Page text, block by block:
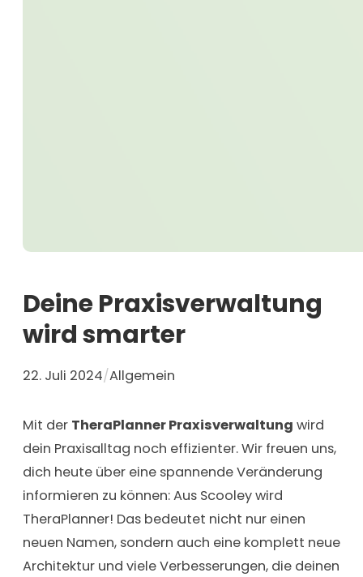
Deine Praxisverwaltung
wird smarter
22. Juli 2024/Allgemein
Mit der TheraPlanner Praxisverwaltung wird
dein Praxisalltag noch effizienter. Wir freuen uns,
dich heute über eine spannende Veränderung
informieren zu können: Aus Scooley wird
TheraPlanner! Das bedeutet nicht nur einen
neuen Namen, sondern auch eine komplett neue
Architektur und viele Verbesserungen, die deinen